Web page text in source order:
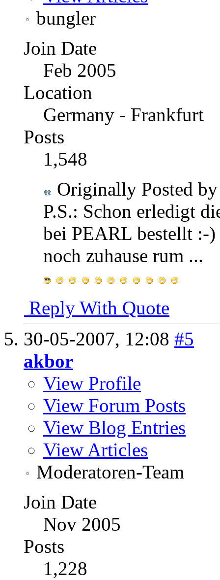
bungler
Join Date
Feb 2005
Location
Germany - Frankfurt
Posts
1,548
Originally Posted
P.S.: Schon erledigt
bei PEARL bestellt :-
noch zuhause rum ...
Reply With Quote
30-05-2007, 12:08 #5
akbor
View Profile
View Forum Posts
View Blog Entries
View Articles
Moderatoren-Team
Join Date
Nov 2005
Posts
1,228